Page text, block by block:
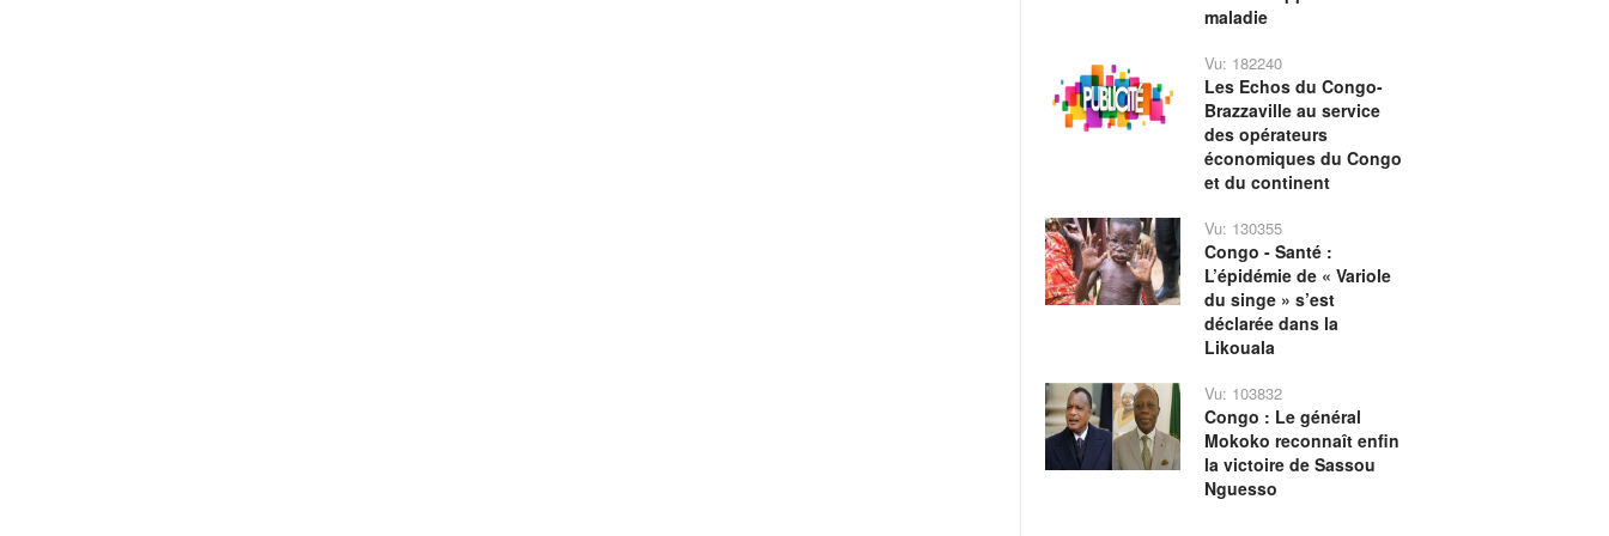
maladie
Vu: 182240
Les Echos du Congo-
Brazzaville au service
des opérateurs
économiques du Congo
et du continent
Vu: 130355
Congo - Santé :
L’épidémie de « Variole
du singe » s’est
déclarée dans la
Likouala
Vu: 103832
Congo : Le général
Mokoko reconnaît enfin
la victoire de Sassou
Nguesso